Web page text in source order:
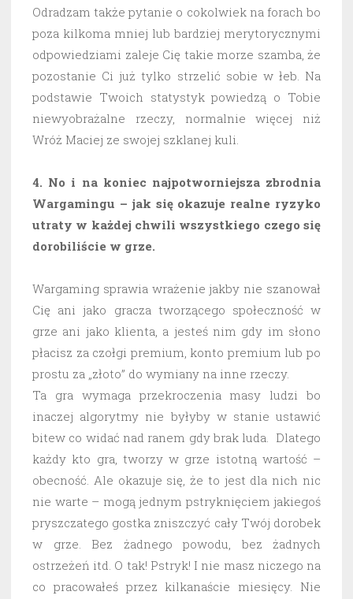
Odradzam także pytanie o cokolwiek na forach bo
poza kilkoma mniej lub bardziej merytorycznymi
odpowiedziami zaleje Cię takie morze szamba, że
pozostanie Ci już tylko strzelić sobie w łeb. Na
podstawie Twoich statystyk powiedzą o Tobie
niewyobrażalne rzeczy, normalnie więcej niż
Wróż Maciej ze swojej szklanej kuli.
4. No i na koniec najpotworniejsza zbrodnia
Wargamingu – jak się okazuje realne ryzyko
utraty w każdej chwili wszystkiego czego się
dorobiliście w grze.
Wargaming sprawia wrażenie jakby nie szanował
Cię ani jako gracza tworzącego społeczność w
grze ani jako klienta, a jesteś nim gdy im słono
płacisz za czołgi premium, konto premium lub po
prostu za „złoto” do wymiany na inne rzeczy.
Ta gra wymaga przekroczenia masy ludzi bo
inaczej algorytmy nie byłyby w stanie ustawić
bitew co widać nad ranem gdy brak luda. Dlatego
każdy kto gra, tworzy w grze istotną wartość –
obecność. Ale okazuje się, że to jest dla nich nic
nie warte – mogą jednym pstryknięciem jakiegoś
pryszczatego gostka zniszczyć cały Twój dorobek
w grze. Bez żadnego powodu, bez żadnych
ostrzeżeń itd. O tak! Pstryk! I nie masz niczego na
co pracowałeś przez kilkanaście miesięcy. Nie